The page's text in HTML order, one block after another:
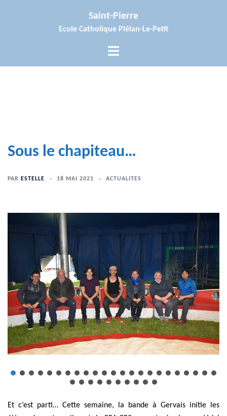
Saint-Pierre
Ecole Catholique Plélan-Le-Petit
Ouvrir/fermer
Sous le chapiteau…
PAR ESTELLE 18 MAI 2021 ACTUALITES
Et c’est parti… Cette semaine, la bande à Gervais initie les